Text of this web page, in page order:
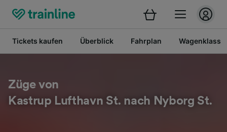
Tickets kaufen Überblick Fahrplan
Züge von
Kastrup Lufthavn St. nach Nyborg St.